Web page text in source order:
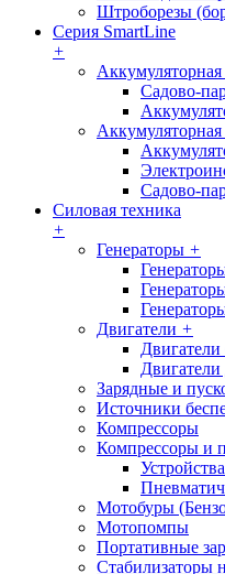
Штроборезы
Серия SmartLine
+
Садово-
Садово-
Силовая техника
+
Генераторы +
Двигатели +
Зарядные и
Источники
Компрессоры
Компрессоры и
Мотобуры
Мотопомпы
Портативные
Стабилизаторы